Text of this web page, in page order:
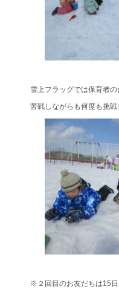
雪上フラッグでは保育者
苦戦しながらも何度も挑
※２回目のお友だちは15日